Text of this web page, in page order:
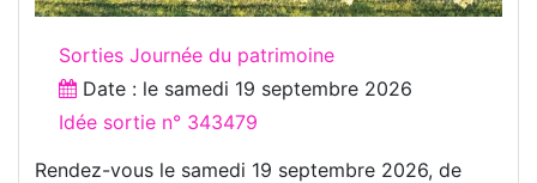
Sorties Journée du patrimoine
Date : le samedi 19 septembre 2026
Idée sortie n° 343479
Rendez-vous le samedi 19 septembre 2026, de